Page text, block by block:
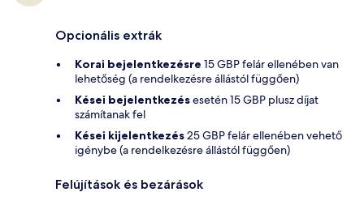
Opcionális extrák
Korai bejelentkezésre 15 GBP felár ellenében van
lehetőség (a rendelkezésre állástól függően)
Kései bejelentkezésesetén 15 GBP plusz díjat
számítanak fel
Kései kijelentkezés25 GBP felár ellenében vehető
igénybe (a rendelkezésre állástól függően)
Felújítások és bezárások